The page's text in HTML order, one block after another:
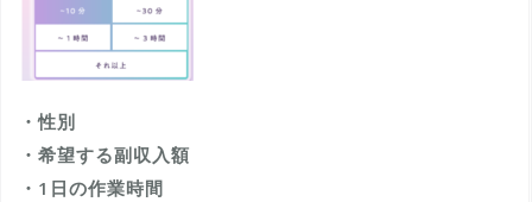
・性別
・希望する副収入額
・1日の作業時間